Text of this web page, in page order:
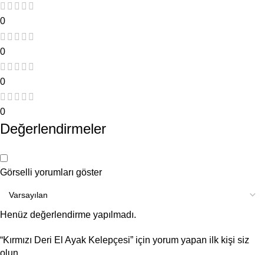
0
0
0
0
Değerlendirmeler
Görselli yorumları göster
Henüz değerlendirme yapılmadı.
“Kırmızı Deri El Ayak Kelepçesi” için yorum yapan ilk kişi siz